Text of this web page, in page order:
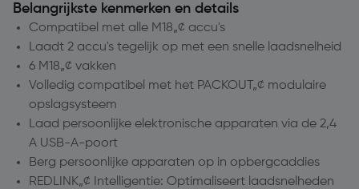
Belangrijkste kenmerken en details
Compatibel met alle M18„¢ accu's
Laadt 2 accu's tegelijk op met een snelle laadsnelheid
6 M18„¢ vakken
Volledig compatibel met het PACKOUT„¢ modulaire
opslagsysteem
Laad persoonlijke elektronische apparaten via de 2,4
A USB-A-poort
Berg persoonlijke apparaten op in opbergcaddies
REDLINK„¢ Intelligentie: Optimaliseert laadsnelheden